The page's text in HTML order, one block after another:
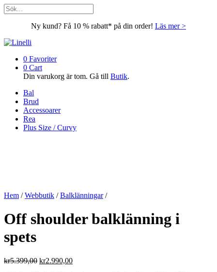
Ny kund? Få 10 % rabatt* på din order! Läs mer >
0 Favoriter
0 Cart
Din varukorg är tom. Gå till Butik.
Bal
Brud
Accessoarer
Rea
Plus Size / Curvy
Hem /Webbutik /Balklänningar/
Off shoulder balklänning i
spets
kr5.399,00 kr2.990,00